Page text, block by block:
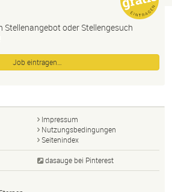
oder Stellengesuch
Job eintragen…
Impressum
Nutzungsbedingungen
Seitenindex
dasauge bei Pinterest